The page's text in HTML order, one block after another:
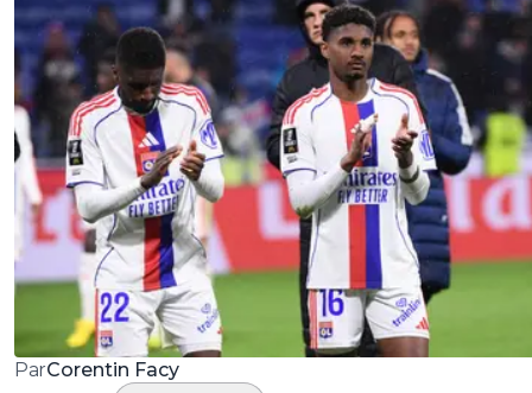
ParCorentin Facy